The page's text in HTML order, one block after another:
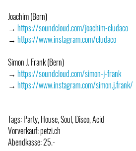
Joachim (Bern)
→ https://soundcloud.com/joachim-cludaco
→ https://www.instagram.com/cludaco
Simon J. Frank (Bern)
→ https://soundcloud.com/simon-j-frank
→ https://www.instagram.com/simon.j.frank/
Tags: Party, House, Soul, Disco, Acid
Vorverkauf: petzi.ch
Abendkasse: 25.-